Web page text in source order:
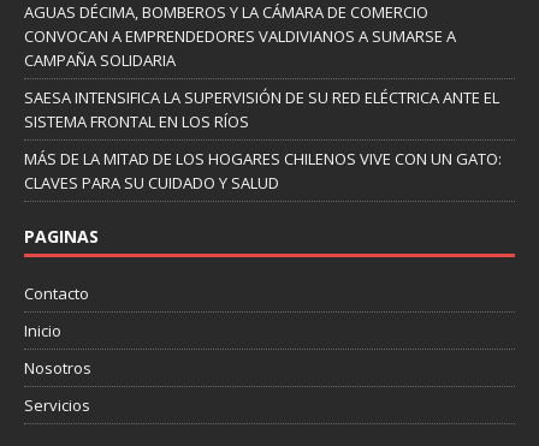
AGUAS DÉCIMA, BOMBEROS Y LA CÁMARA DE COMERCIO
CONVOCAN A EMPRENDEDORES VALDIVIANOS A SUMARSE A
CAMPAÑA SOLIDARIA
SAESA INTENSIFICA LA SUPERVISIÓN DE SU RED ELÉCTRICA ANTE EL
SISTEMA FRONTAL EN LOS RÍOS
MÁS DE LA MITAD DE LOS HOGARES CHILENOS VIVE CON UN GATO:
CLAVES PARA SU CUIDADO Y SALUD
PAGINAS
Contacto
Inicio
Nosotros
Servicios